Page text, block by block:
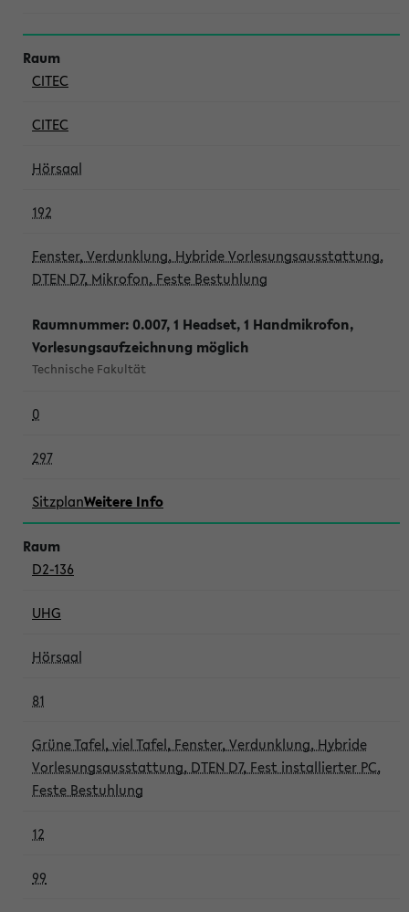
CITEC
CITEC
Hörsaal
192
Fenster, Verdunklung, Hybride Vorlesungsausstattung,
DTEN D7, Mikrofon, Feste Bestuhlung
Raumnummer: 0.007, 1 Headset, 1 Handmikrofon,
Vorlesungsaufzeichnung möglich
Technische Fakultät
0
297
SitzplanWeitere Info
D2-136
UHG
Hörsaal
81
Grüne Tafel, viel Tafel, Fenster, Verdunklung, Hybride
Vorlesungsausstattung, DTEN D7, Fest installierter PC,
Feste Bestuhlung
12
99